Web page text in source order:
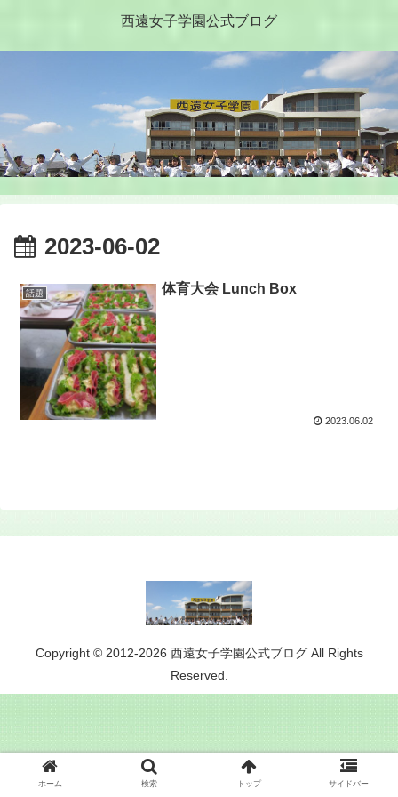
西遠女子学園公式ブログ
2023-06-02
話題 体育大会 Lunch Box
2023.06.02
Copyright © 2012-2026 西遠女子学園公式ブログ All Rights
Reserved.
ホーム 検索 トップ サイドバー